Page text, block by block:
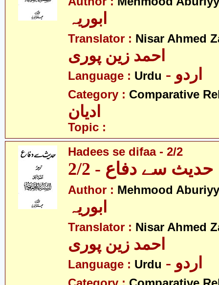
ابوریہ
Translator : Nisar Ahmed
احمد زین پوری
Language : Urdu - اردو
Category : Comparative
ادیان
Topic :
Hadees se difaa - 2/2
حدیث سے دفاع - 2/2
Author : Mehmood
ابوریہ
Translator : Nisar Ahmed
احمد زین پوری
Language : Urdu - اردو